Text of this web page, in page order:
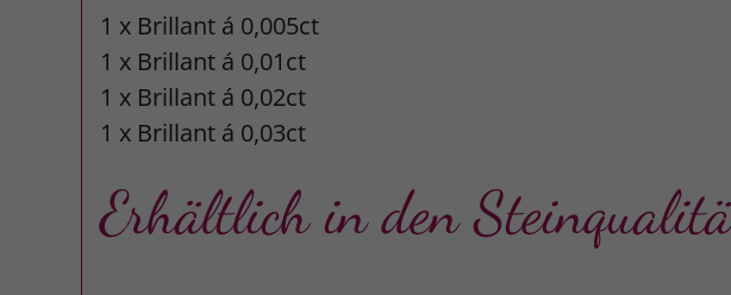
1 x Brillant á 0,005ct
1 x Brillant á 0,01ct
1 x Brillant á 0,02ct
1 x Brillant á 0,03ct
Erhältlich in den